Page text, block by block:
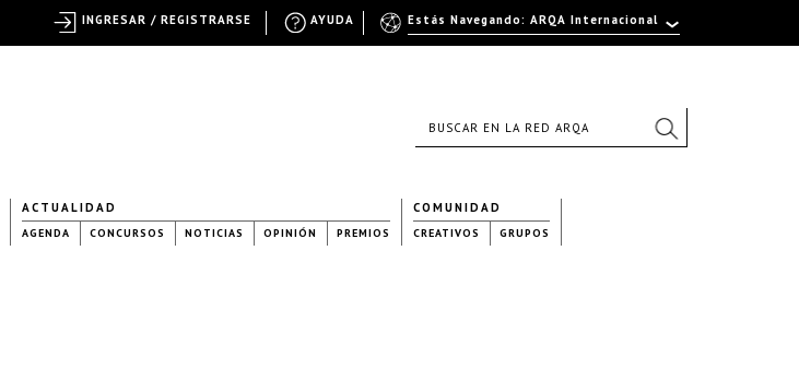
ACTUALIDAD
AGENDA CONCURSOS NOTICIAS OPINIÓN PREMIOS
COMUNIDAD
CREATIVOS GRUPOS
Estás Navegando: ARQA Internacional
AYUDA
INGRESAR / REGISTRARSE